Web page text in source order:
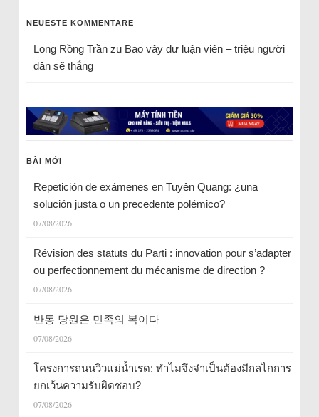
NEUESTE KOMMENTARE
Long Rồng Trầnzu Bao vây dư luận viên – triệu người
dân sẽ thắng
BÀI MỚI
Repetición de exámenes en Tuyên Quang: ¿una
solución justa o un precedente polémico?
07/08/2026
Révision des statuts du Parti : innovation pour s’adapter
ou perfectionnement du mécanisme de direction ?
07/08/2026
반동 당원은 민족의 복이다
07/08/2026
โครงการถนนวิวแม่น้ำเรด: ทำไมจึงจำเป็นต้องมีกลไกการ
ยกเว้นความรับผิดชอบ?
07/08/2026